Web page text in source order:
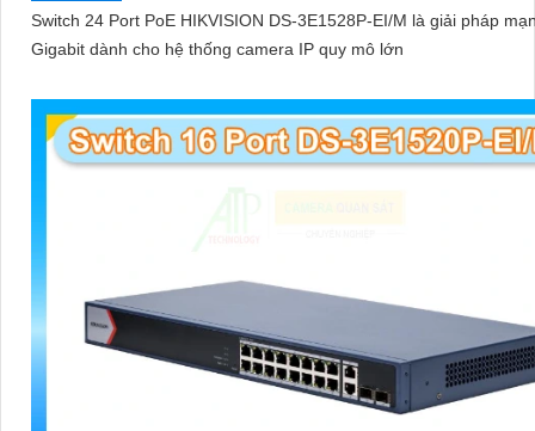
Switch 24 Port PoE HIKVISION DS-3E1528P-EI/M là giải pháp
Gigabit dành cho hệ thống camera IP quy mô lớn